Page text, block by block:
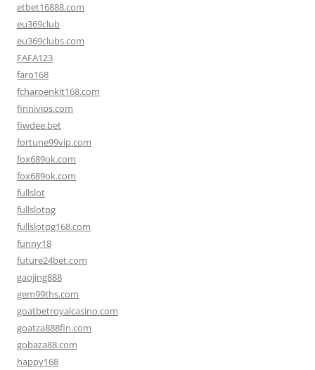
etbet16888.com
eu369club
eu369clubs.com
FAFA123
faro168
fcharoenkit168.com
finnivips.com
fiwdee.bet
fortune99vip.com
fox689ok.com
fox689ok.com
fullslot
fullslotpg
fullslotpg168.com
funny18
future24bet.com
gaojing888
gem99ths.com
goatbetroyalcasino.com
goatza888fin.com
gobaza88.com
happy168